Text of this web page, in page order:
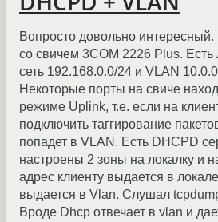
Вопросто довольно интересный.
со свичем 3COM 2226 Plus. Есть
сеть 192.168.0.0/24 и VLAN
Некоторые порты на свиче
режиме Uplink, т.е. если на
подключить таггирование
попадет в VLAN. Есть DHCPD
настроены 2 зоны на локалку и
адрес клиенту выдается в
выдается в Vlan. Слушал
Вроде Dhcp отвечает в vlan и